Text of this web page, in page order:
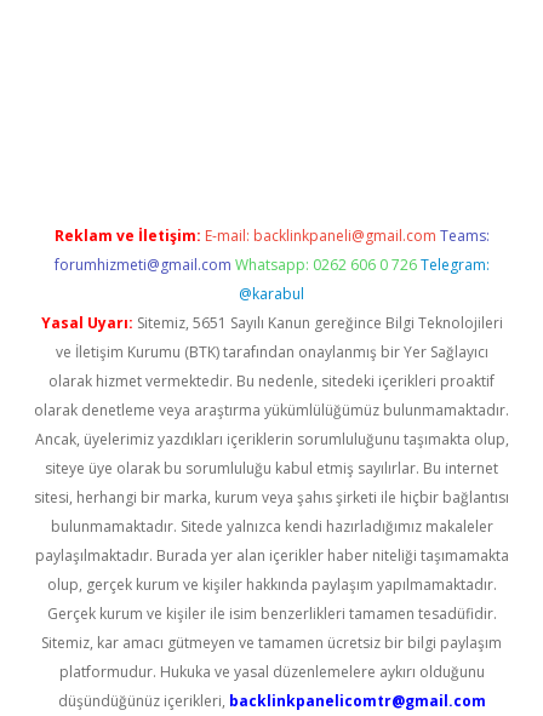
Reklam ve İletişim: E-mail: backlinkpaneli@gmail.com Teams:
forumhizmeti@gmail.com Whatsapp: 0262 606 0 726 Telegram:
@karabul
Yasal Uyarı: Sitemiz, 5651 Sayılı Kanun gereğince Bilgi Teknolojileri
ve İletişim Kurumu (BTK) tarafından onaylanmış bir Yer Sağlayıcı
olarak hizmet vermektedir. Bu nedenle, sitedeki içerikleri proaktif
olarak denetleme veya araştırma yükümlülüğümüz bulunmamaktadır.
Ancak, üyelerimiz yazdıkları içeriklerin sorumluluğunu taşımakta olup,
siteye üye olarak bu sorumluluğu kabul etmiş sayılırlar. Bu internet
sitesi, herhangi bir marka, kurum veya şahıs şirketi ile hiçbir bağlantısı
bulunmamaktadır. Sitede yalnızca kendi hazırladığımız makaleler
paylaşılmaktadır. Burada yer alan içerikler haber niteliği taşımamakta
olup, gerçek kurum ve kişiler hakkında paylaşım yapılmamaktadır.
Gerçek kurum ve kişiler ile isim benzerlikleri tamamen tesadüfidir.
Sitemiz, kar amacı gütmeyen ve tamamen ücretsiz bir bilgi paylaşım
platformudur. Hukuka ve yasal düzenlemelere aykırı olduğunu
düşündüğünüz içerikleri, backlinkpanelicomtr@gmail.com